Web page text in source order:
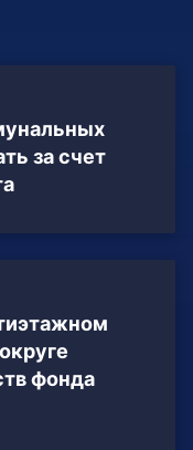
за счет
фонда